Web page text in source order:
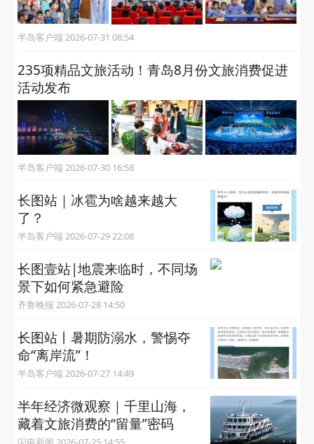
半岛客户端 2026-07-31 08:54
235项精品文旅活动！青岛8月份文旅消费促进
活动发布
半岛客户端 2026-07-30 16:58
长图站｜冰雹为啥越来越大
了？
半岛客户端 2026-07-29 22:08
长图壹站|地震来临时，不同场
景下如何紧急避险
齐鲁晚报 2026-07-28 14:50
长图站丨暑期防溺水，警惕夺
命“离岸流”！
半岛客户端 2026-07-27 14:49
半年经济微观察｜千里山海，
藏着文旅消费的“留量”密码